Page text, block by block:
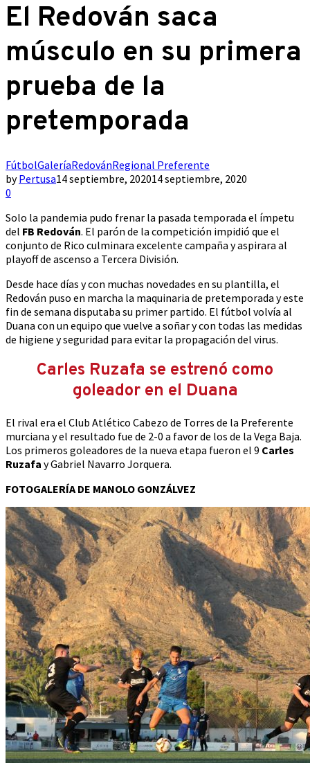
El Redován saca
músculo en su primera
prueba de la
pretemporada
FútbolGaleríaRedovánRegional Preferente
byPertusa14 septiembre, 202014 septiembre, 2020
0
Solo la pandemia pudo frenar la pasada temporada el ímpetu
del FB Redován. El parón de la competición impidió que el
conjunto de Rico culminara excelente campaña y aspirara al
playoff de ascenso a Tercera División.
Desde hace días y con muchas novedades en su plantilla, el
Redován puso en marcha la maquinaria de pretemporada y este
fin de semana disputaba su primer partido. El fútbol volvía al
Duana con un equipo que vuelve a soñar y con todas las medidas
de higiene y seguridad para evitar la propagación del virus.
Carles Ruzafa se estrenó como
goleador en el Duana
El rival era el Club Atlético Cabezo de Torres de la Preferente
murciana y el resultado fue de 2-0 a favor de los de la Vega Baja.
Los primeros goleadores de la nueva etapa fueron el 9 Carles
Ruzafa y Gabriel Navarro Jorquera.
FOTOGALERÍA DE MANOLO GONZÁLVEZ